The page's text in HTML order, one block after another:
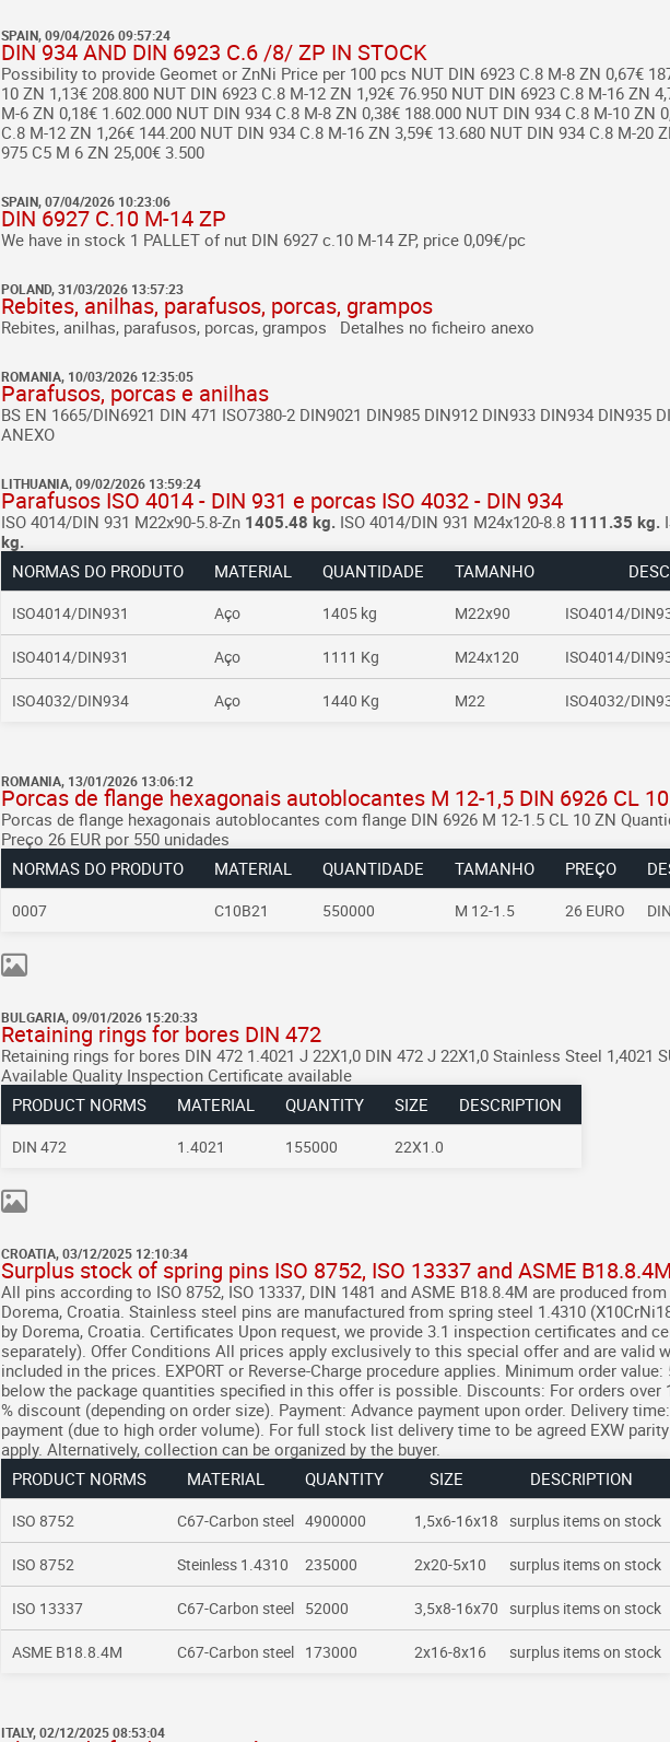
SPAIN, 09/04/2026 09:57:24
DIN 934 AND DIN 6923 C.6 /8/ ZP IN STOCK
Possibility to provide Geomet or ZnNi Price per 100 pcs NUT DIN 6923 C.8 M-8 ZN 0,67€
10 ZN 1,13€ 208.800 NUT DIN 6923 C.8 M-12 ZN 1,92€ 76.950 NUT DIN 6923 C.8 M-16 ZN
M-6 ZN 0,18€ 1.602.000 NUT DIN 934 C.8 M-8 ZN 0,38€ 188.000 NUT DIN 934 C.8 M-10 ZN
C.8 M-12 ZN 1,26€ 144.200 NUT DIN 934 C.8 M-16 ZN 3,59€ 13.680 NUT DIN 934 C.8 M-20
975 C5 M 6 ZN 25,00€ 3.500
SPAIN, 07/04/2026 10:23:06
DIN 6927 C.10 M-14 ZP
We have in stock 1 PALLET of nut DIN 6927 c.10 M-14 ZP, price 0,09€/pc
POLAND, 31/03/2026 13:57:23
Rebites, anilhas, parafusos, porcas, grampos
Rebites, anilhas, parafusos, porcas, grampos Detalhes no ficheiro anexo
ROMANIA, 10/03/2026 12:35:05
Parafusos, porcas e anilhas
BS EN 1665/DIN6921 DIN 471 ISO7380-2 DIN9021 DIN985 DIN912 DIN933 DIN934 DIN935
ANEXO
LITHUANIA, 09/02/2026 13:59:24
Parafusos ISO 4014 - DIN 931 e porcas ISO 4032 - DIN 934
ISO 4014/DIN 931 M22x90-5.8-Zn 1405.48 kg. ISO 4014/DIN 931 M24x120-8.8 1111.35 kg.
kg.
NORMAS DO PRODUTO
MATERIAL QUANTIDADE TAMANHO
ISO4014/DIN931 Aço 1405 kg M22x90 ISO4014/
ISO4014/DIN931 Aço 1111 Kg M24x120 ISO4014/
ISO4032/DIN934 Aço 1440 Kg M22 ISO4032/
ROMANIA, 13/01/2026 13:06:12
Porcas de flange hexagonais autoblocantes M 12-1,5 DIN 6926 CL
Porcas de flange hexagonais autoblocantes com flange DIN 6926 M 12-1.5 CL 10 ZN
Preço 26 EUR por 550 unidades
NORMAS DO PRODUTO
MATERIAL QUANTIDADE TAMANHO PREÇO
0007 C10B21 550000 M 12-1.5 26 EURO
BULGARIA, 09/01/2026 15:20:33
Retaining rings for bores DIN 472
Retaining rings for bores DIN 472 1.4021 J 22X1,0 DIN 472 J 22X1,0 Stainless Steel 1,4021
Available Quality Inspection Certificate available
PRODUCT NORMS
MATERIAL QUANTITY SIZE DESCRIPTION
DIN 472 1.4021 155000 22X1.0
CROATIA, 03/12/2025 12:10:34
Surplus stock of spring pins ISO 8752, ISO 13337 and ASME
All pins according to ISO 8752, ISO 13337, DIN 1481 and ASME B18.8.4M are produced
Dorema, Croatia. Stainless steel pins are manufactured from spring steel 1.4310
by Dorema, Croatia. Certificates Upon request, we provide 3.1 inspection certificates and
separately). Offer Conditions All prices apply exclusively to this special offer and are valid
included in the prices. EXPORT or Reverse-Charge procedure applies. Minimum order value:
below the package quantities specified in this offer is possible. Discounts: For orders over
% discount (depending on order size). Payment: Advance payment upon order. Delivery
payment (due to high order volume). For full stock list delivery time to be agreed EXW
apply. Alternatively, collection can be organized by the buyer.
PRODUCT NORMS
MATERIAL QUANTITY SIZE DESCRIPTION
ISO 8752 C67-Carbon steel 4900000 1,5x6-16x18 surplus items on stock
ISO 8752 Steinless 1.4310 235000 2x20-5x10 surplus items on stock
ISO 13337 C67-Carbon steel 52000 3,5x8-16x70 surplus items on stock
ASME B18.8.4M C67-Carbon steel 173000 2x16-8x16 surplus items on stock
ITALY, 02/12/2025 08:53:04